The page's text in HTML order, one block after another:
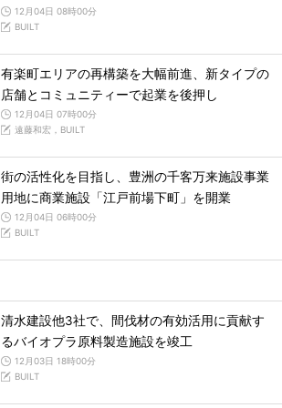
12月04日 08時00分
BUILT
有楽町エリアの再構築を大幅前進、新タイプの
店舗とコミュニティーで起業を後押し
12月04日 07時00分
遠藤和宏，BUILT
街の活性化を目指し、豊洲の千客万来施設事業
用地に商業施設「江戸前場下町」を開業
12月04日 06時00分
BUILT
清水建設他3社で、間伐材の有効活用に貢献す
るバイオプラ原料製造施設を竣工
12月03日 18時00分
BUILT